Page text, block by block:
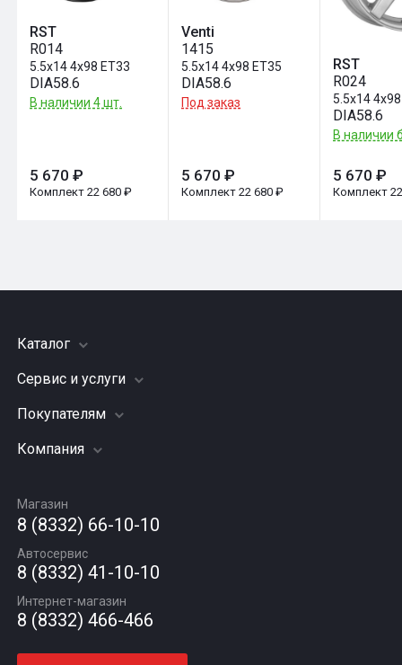
RST
R014
5.5x14 4x98 ET33
DIA58.6
В наличии 4 шт.
5 670 ₽
Комплект 22 680 ₽
Venti
1415
5.5x14 4x98 ET35
DIA58.6
Под заказ
5 670 ₽
Комплект 22 680 ₽
RST
R024
5.5x14
DIA58.6
В наличии
5 670 ₽
Комплект
Каталог
Шины
Грузовые шины
Диски
Автомасла
Сервис и услуги
Заправка кондиционера
Подвеска (ходовая часть)
Шиномонтаж
Покупателям
Акции
Гарантии и возврат
Компания
Вакансии
Новости
Статьи
Контакты
Магазин
8 (8332) 66-10-10
Автосервис
8 (8332) 41-10-10
Интернет-магазин
8 (8332) 466-466